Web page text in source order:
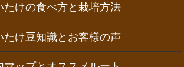
たけの食べ方と栽培方法
たけ豆知識とお客様の声